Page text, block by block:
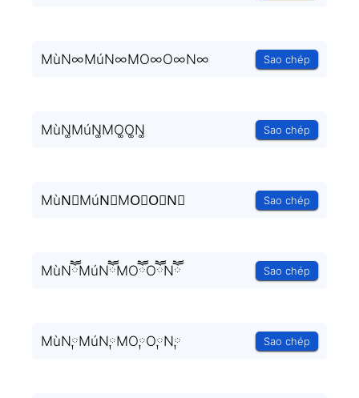
MùN∞MúN∞MO∞O∞N∞ Sao chép
MùN͚MúN͚MO͚O͚N͚ Sao chép
MùN⃒MúN⃒MO⃒O⃒N⃒ Sao chép
MùNཽMúNཽMOཽOཽNཽ Sao chép
MùN༙MúN༙MO༙O༙N༙ Sao chép